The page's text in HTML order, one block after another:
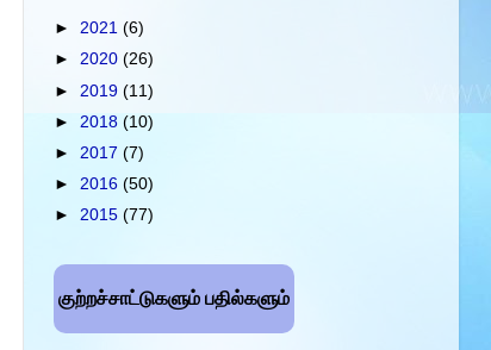
► 2021 (6)
► 2020 (26)
► 2019 (11)
► 2018 (10)
► 2017 (7)
► 2016 (50)
► 2015 (77)
குற்றச்சாட்டுகளும் பதில்களும்